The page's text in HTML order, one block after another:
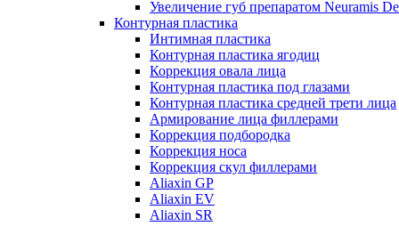
Увеличение губ препаратом Neuramis
Контурная пластика
Интимная пластика
Контурная пластика ягодиц
Коррекция овала лица
Контурная пластика под глазами
Контурная пластика средней трети лица
Армирование лица филлерами
Коррекция подбородка
Коррекция носа
Коррекция скул филлерами
Aliaxin GP
Aliaxin EV
Aliaxin SR